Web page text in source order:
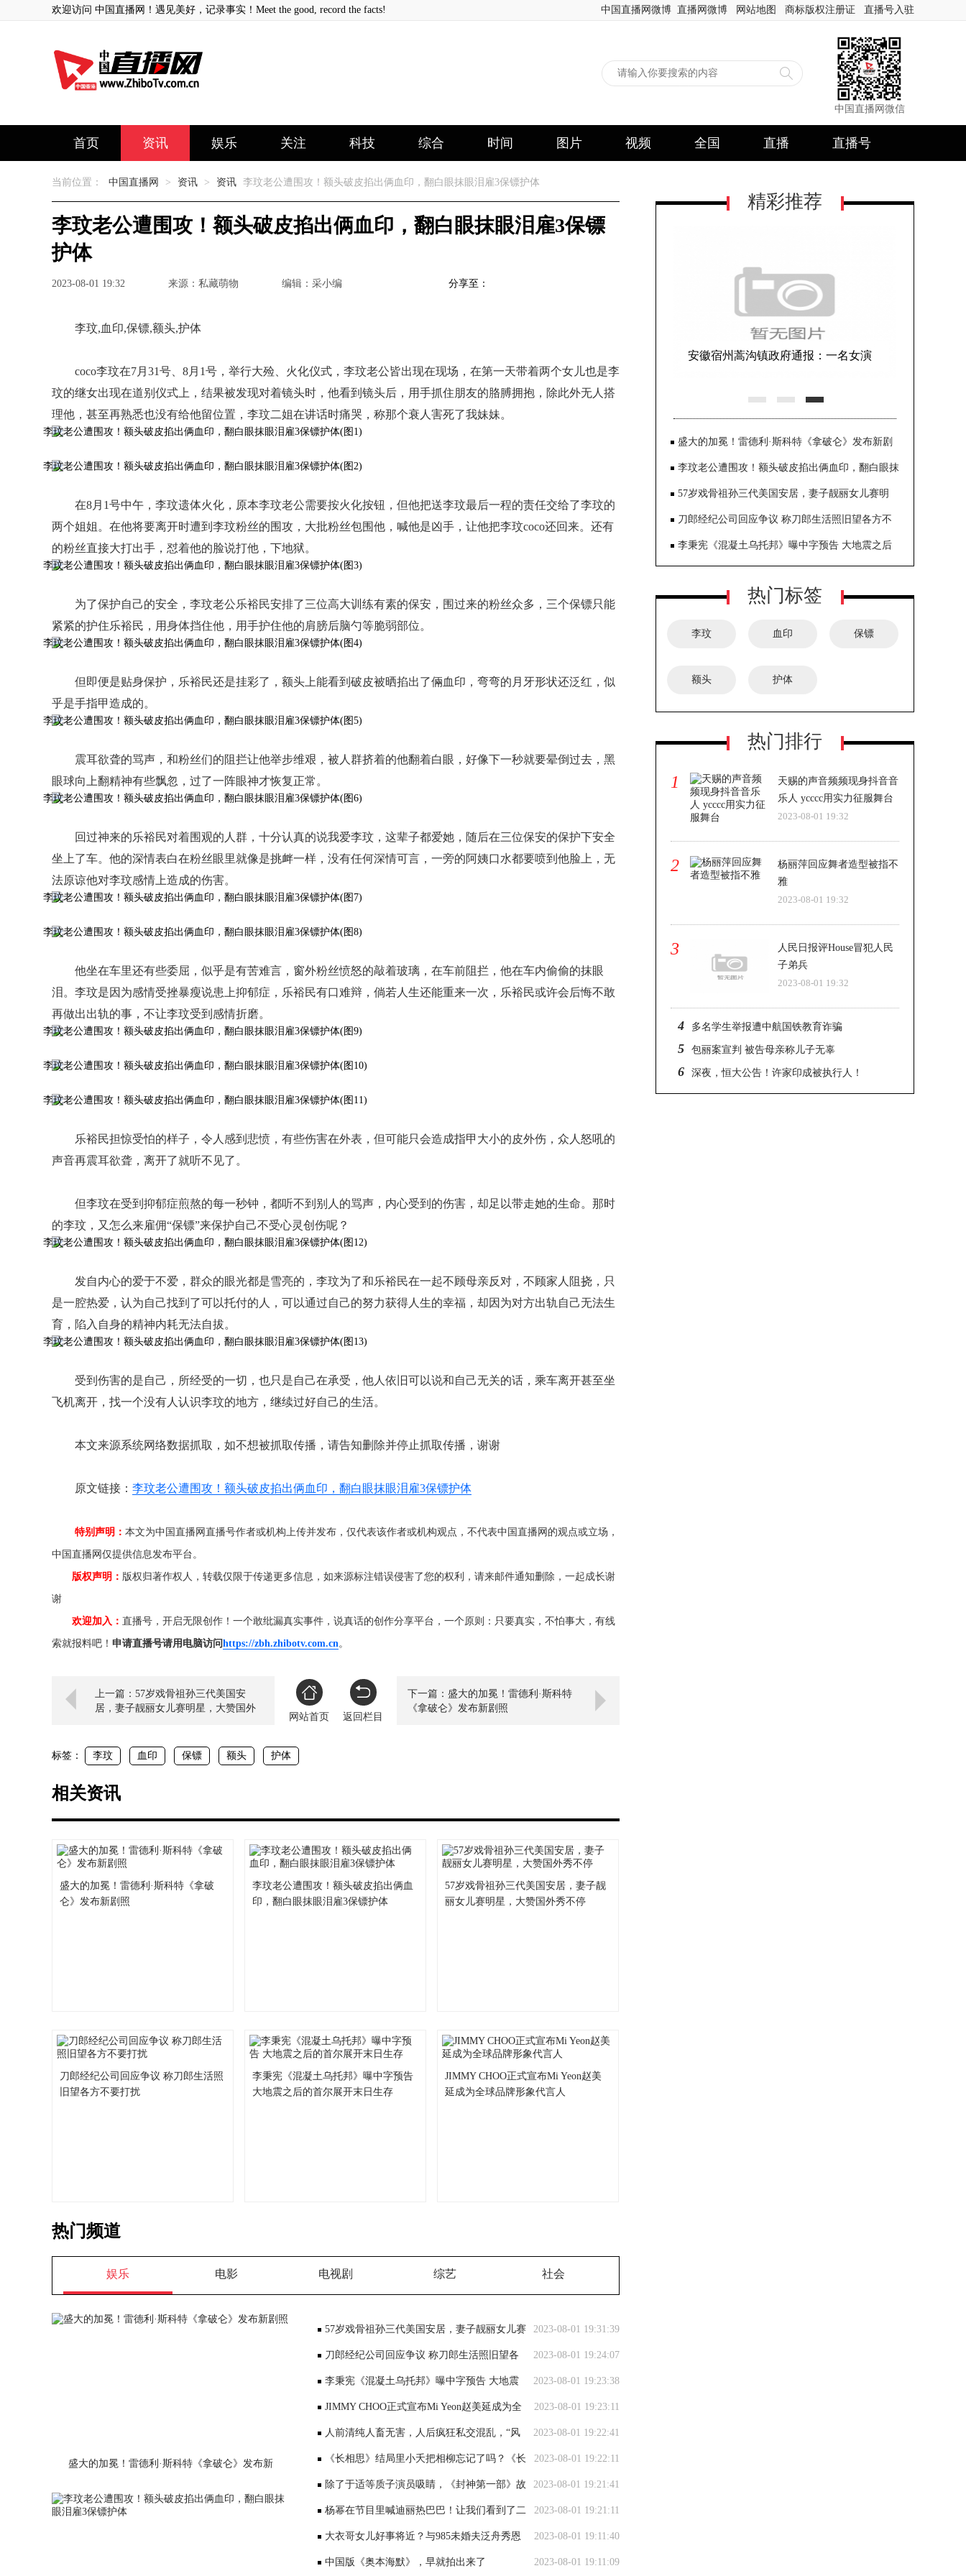
欢迎访问 中国直播网！遇见美好，记录事实！Meet the good, record the facts! 中国直播网微博 直播网微博 网站地图 商标版权注册证 直播号入驻
中国直播网微信
首页 资讯 娱乐 关注 科技 综合 时间 图片 视频 全国 直播 直播号
当前位置： 中国直播网 > 资讯 > 资讯 李玟老公遭围攻！额头破皮掐出俩血印，翻白眼抹眼泪雇3保镖护体
李玟老公遭围攻！额头破皮掐出俩血印，翻白眼抹眼泪雇3保镖
护体
2023-08-01 19:32 来源：私藏萌物 编辑：采小编 分享至：
李玟,血印,保镖,额头,护体
coco李玟在7月31号、8月1号，举行大殓、火化仪式，李玟老公皆出现在现场，在第一天带着两个女儿也是李
玟的继女出现在道别仪式上，结果被发现对着镜头时，他看到镜头后，用手抓住朋友的胳膊拥抱，除此外无人搭
理他，甚至再熟悉也没有给他留位置，李玟二姐在讲话时痛哭，称那个衰人害死了我妹妹。
在8月1号中午，李玟遗体火化，原本李玟老公需要按火化按钮，但他把送李玟最后一程的责任交给了李玟的
两个姐姐。在他将要离开时遭到李玟粉丝的围攻，大批粉丝包围他，喊他是凶手，让他把李玟coco还回来。还有
的粉丝直接大打出手，怼着他的脸说打他，下地狱。
为了保护自己的安全，李玟老公乐裕民安排了三位高大训练有素的保安，围过来的粉丝众多，三个保镖只能
紧紧的护住乐裕民，用身体挡住他，用手护住他的肩膀后脑勺等脆弱部位。
但即便是贴身保护，乐裕民还是挂彩了，额头上能看到破皮被晒掐出了倆血印，弯弯的月牙形状还泛红，似
乎是手指甲造成的。
震耳欲聋的骂声，和粉丝们的阻拦让他举步维艰，被人群挤着的他翻着白眼，好像下一秒就要晕倒过去，黑
眼球向上翻精神有些飘忽，过了一阵眼神才恢复正常。
回过神来的乐裕民对着围观的人群，十分认真的说我爱李玟，这辈子都爱她，随后在三位保安的保护下安全
坐上了车。他的深情表白在粉丝眼里就像是挑衅一样，没有任何深情可言，一旁的阿姨口水都要喷到他脸上，无
法原谅他对李玟感情上造成的伤害。
他坐在车里还有些委屈，似乎是有苦难言，窗外粉丝愤怒的敲着玻璃，在车前阻拦，他在车内偷偷的抹眼
泪。李玟是因为感情受挫暴瘦说患上抑郁症，乐裕民有口难辩，倘若人生还能重来一次，乐裕民或许会后悔不敢
再做出出轨的事，不让李玟受到感情折磨。
乐裕民担惊受怕的样子，令人感到悲愤，有些伤害在外表，但可能只会造成指甲大小的皮外伤，众人怒吼的
声音再震耳欲聋，离开了就听不见了。
但李玟在受到抑郁症煎熬的每一秒钟，都听不到别人的骂声，内心受到的伤害，却足以带走她的生命。那时
的李玟，又怎么来雇佣“保镖”来保护自己不受心灵创伤呢？
发自内心的爱于不爱，群众的眼光都是雪亮的，李玟为了和乐裕民在一起不顾母亲反对，不顾家人阻挠，只
是一腔热爱，认为自己找到了可以托付的人，可以通过自己的努力获得人生的幸福，却因为对方出轨自己无法生
育，陷入自身的精神内耗无法自拔。
受到伤害的是自己，所经受的一切，也只是自己在承受，他人依旧可以说和自己无关的话，乘车离开甚至坐
飞机离开，找一个没有人认识李玟的地方，继续过好自己的生活。
本文来源系统网络数据抓取，如不想被抓取传播，请告知删除并停止抓取传播，谢谢
原文链接： 李玟老公遭围攻！额头破皮掐出俩血印，翻白眼抹眼泪雇3保镖护体
特别声明： 本文为中国直播网直播号作者或机构上传并发布，仅代表该作者或机构观点，不代表中国直播网的观点或立场，
中国直播网仅提供信息发布平台。
版权声明： 版权归著作权人，转载仅限于传递更多信息，如来源标注错误侵害了您的权利，请来邮件通知删除，一起成长谢
谢
欢迎加入： 直播号，开启无限创作！一个敢纰漏真实事件，说真话的创作分享平台，一个原则：只要真实，不怕事大，有线
索就报料吧！ 申请直播号请用电脑访问https://zbh.zhibotv.com.cn。
上一篇：57岁戏骨祖孙三代美国安
居，妻子靓丽女儿赛明星，大赞国外
网站首页 返回栏目
下一篇：盛大的加冕！雷德利·斯科特
《拿破仑》发布新剧照
标签： 李玟 血印 保镖 额头 护体
相关资讯
盛大的加冕！雷德利·斯科特《拿破
仑》发布新剧照
李玟老公遭围攻！额头破皮掐出俩血
印，翻白眼抹眼泪雇3保镖护体
57岁戏骨祖孙三代美国安居，妻子靓
丽女儿赛明星，大赞国外秀不停
刀郎经纪公司回应争议 称刀郎生活照
旧望各方不要打扰
李秉宪《混凝土乌托邦》曝中字预告
大地震之后的首尔展开末日生存
JIMMY CHOO正式宣布Mi Yeon赵美
延成为全球品牌形象代言人
热门频道
娱乐 电影 电视剧 综艺 社会
盛大的加冕！雷德利·斯科特《拿破仑》发布新
2023-08-01 19:31:39
57岁戏骨祖孙三代美国安居，妻子靓丽女儿赛
明星，大赞国外秀不停 2023-08-01 19:24:07
刀郎经纪公司回应争议 称刀郎生活照旧望各
方不要打扰 2023-08-01 19:23:38
李秉宪《混凝土乌托邦》曝中字预告 大地震
之后的首尔展开末日生存 2023-08-01 19:23:11
JIMMY CHOO正式宣布Mi Yeon赵美延成为全
球品牌形象代言人 2023-08-01 19:22:41
人前清纯人畜无害，人后疯狂私交混乱，“风
流甜心”唐嫣现形记 2023-08-01 19:22:11
《长相思》结局里小夭把相柳忘记了吗？《长
相思》小夭喜不喜欢相柳？ 2023-08-01 19:21:41
除了于适等质子演员吸睛，《封神第一部》故
事内核也很强 2023-08-01 19:21:11
杨幂在节目里喊迪丽热巴巴！让我们看到了二
人之间的真诚和亲密 2023-08-01 19:11:40
大衣哥女儿好事将近？与985未婚夫泛舟秀恩
爱，男方被传携爹入赘 2023-08-01 19:11:09
中国版《奥本海默》，早就拍出来了
精彩推荐
安徽宿州蒿沟镇政府通报：一名女演
盛大的加冕！雷德利·斯科特《拿破仑》发布新剧
照李玟老公遭围攻！额头破皮掐出俩血印，翻白眼抹
眼泪雇3保镖护体
57岁戏骨祖孙三代美国安居，妻子靓丽女儿赛明
星，大赞国外秀不停
刀郎经纪公司回应争议 称刀郎生活照旧望各方不
要打扰
李秉宪《混凝土乌托邦》曝中字预告 大地震之后
热门标签
李玟 血印 保镖
额头 护体
热门排行
1
天赐的声音频频现身抖音音
乐人 ycccc用实力征服舞台
2023-08-01 19:32
2
杨丽萍回应舞者造型被指不
雅
2023-08-01 19:32
3
人民日报评House冒犯人民
子弟兵
2023-08-01 19:32
4 多名学生举报遭中航国铁教育诈骗
5 包丽案宣判 被告母亲称儿子无辜
6 深夜，恒大公告！许家印成被执行人！